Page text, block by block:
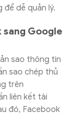
để dễ quản lý.
Google
sao thông tin
sao chép thủ
trên
liên kết tài
đó, Facebook